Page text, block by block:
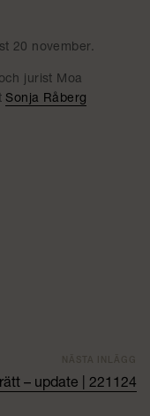
20 november.
och jurist Moa
Sonja Råberg
– update | 221124